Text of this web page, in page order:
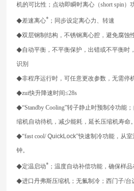
机的可比性 ；点动即瞬时离心（short spin）
◆差速离心* ；同步设定离心力、转速
◆双层钢制结构，不锈钢离心腔，避免腐蚀
◆自动平衡，不平衡保护，出错或不平衡时
识别
◆非程序运行时，可任意更改参数，无需停
◆zui快升降速时间≤28s
◆“Standby Cooling”转子静止时预制冷功能
缩机自动待机，减少能耗，延长压缩机寿命。
◆“fast cool/QuickLock”快速制冷功能，从
钟。
◆定温启动* ；温度自动补偿功能，确保样
◆进口丹弗斯压缩机；无氟制冷；西门子/台